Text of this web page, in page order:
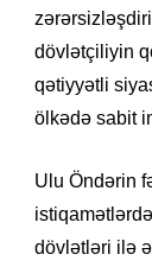
dövlətçiliyin
qətiyyətli
ölkədə sabit
Ulu Öndərin
dövlətləri ilə